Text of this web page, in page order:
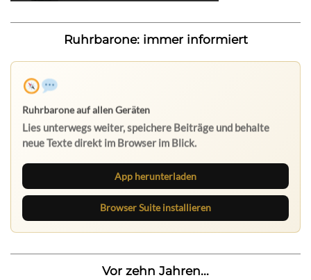
Ruhrbarone: immer informiert
Ruhrbarone auf allen Geräten
Lies unterwegs weiter, speichere Beiträge und behalte
neue Texte direkt im Browser im Blick.
App herunterladen
Browser Suite installieren
Vor zehn Jahren...